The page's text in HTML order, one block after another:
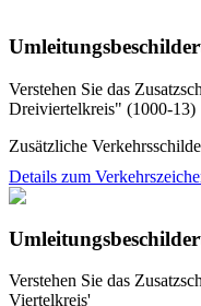
Verstehen Sie das
Dreiviertelkreis" (1000-13)
Zusätzliche
Details zum
Verstehen Sie das
Viertelkreis'